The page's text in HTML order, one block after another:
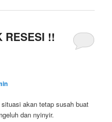
RESESI !!
akan tetap susah buat
dan nyinyir.